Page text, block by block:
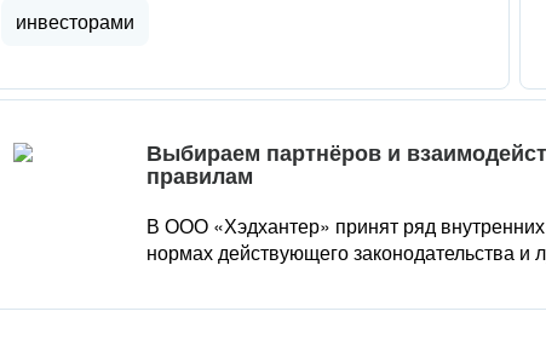
инвесторами
Выбираем партнёров и
правилам
В ООО «Хэдхантер» принят ряд
нормах действующего законодательства и